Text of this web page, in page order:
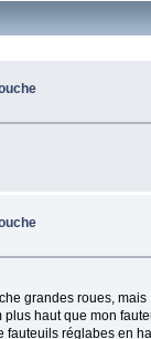
roues, mais 1er
haut que mon
fauteuils réglabes en